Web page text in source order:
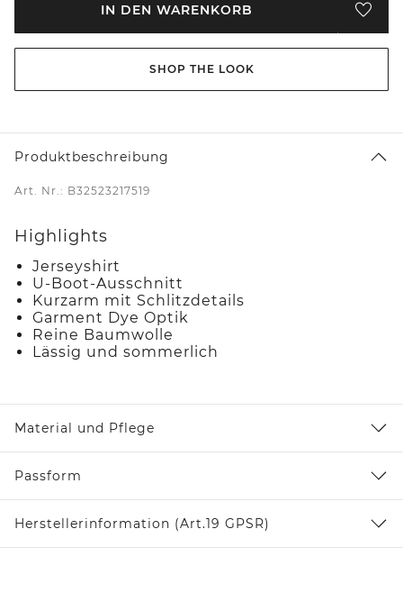
IN DEN WARENKORB
SHOP THE LOOK
Produktbeschreibung
Art. Nr.: B32523217519
Highlights
Jerseyshirt
U-Boot-Ausschnitt
Kurzarm mit Schlitzdetails
Garment Dye Optik
Reine Baumwolle
Lässig und sommerlich
Material und Pflege
Passform
Herstellerinformation (Art.19 GPSR)